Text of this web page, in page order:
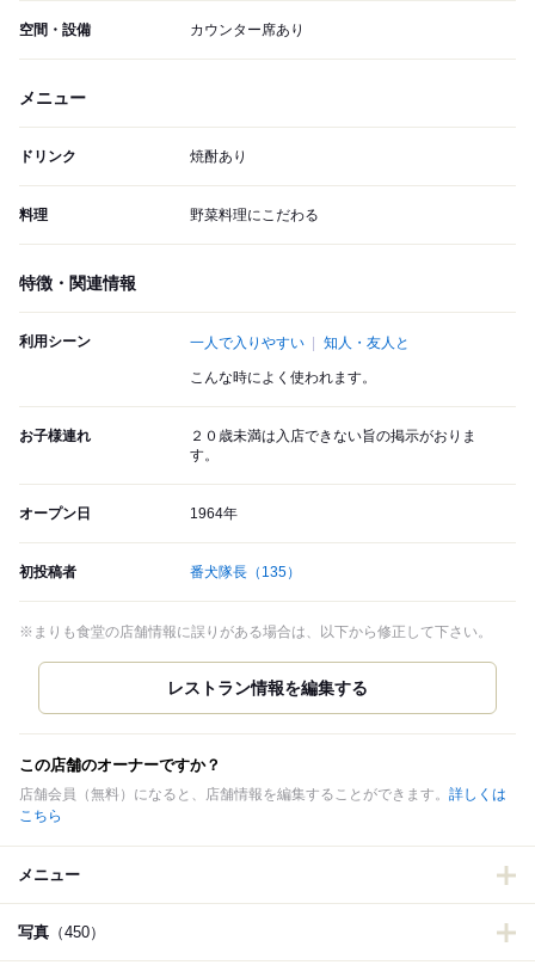
空間・設備 カウンター席あり
メニュー
ドリンク 焼酎あり
料理 野菜料理にこだわる
特徴・関連情報
利用シーン 一人で入りやすい 知人・友人と
こんな時によく使われます。
お子様連れ
２０歳未満は入店できない旨の掲示がおりま
す。
オープン日 1964年
初投稿者 番犬隊長 （135）
※まりも食堂の店舗情報に誤りがある場合は、以下から修正して下さい。
この店舗のオーナーですか？
店舗会員（無料）になると、店舗情報を編集することができます。 詳しくは
こちら
メニュー
写真 （450）